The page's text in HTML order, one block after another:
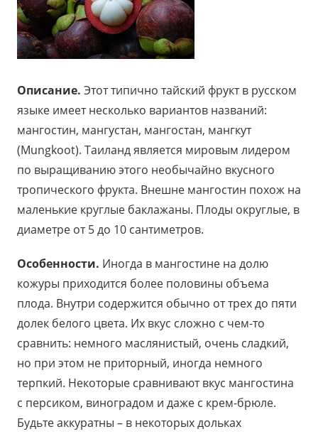
Описание. Этот типично тайский фрукт в русском
языке имеет несколько вариантов названий:
мангостин, мангустан, мангостан, мангкут
(Mungkoot). Таиланд является мировым лидером
по выращиванию этого необычайно вкусного
тропического фрукта. Внешне мангостин похож на
маленькие круглые баклажаны. Плоды округлые, в
диаметре от 5 до 10 сантиметров.
Особенности. Иногда в мангостине на долю
кожуры приходится более половины объема
плода. Внутри содержится обычно от трех до пяти
долек белого цвета. Их вкус сложно с чем-то
сравнить: немного маслянистый, очень сладкий,
но при этом не приторный, иногда немного
терпкий. Некоторые сравнивают вкус мангостина
с персиком, виноградом и даже с крем-брюле.
Будьте аккуратны – в некоторых дольках